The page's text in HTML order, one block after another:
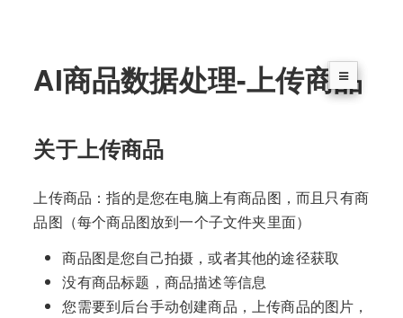
AI商品数据处理-上传商品
关于上传商品
上传商品：指的是您在电脑上有商品图，而且只有商
品图（每个商品图放到一个子文件夹里面）
商品图是您自己拍摄，或者其他的途径获取
没有商品标题，商品描述等信息
您需要到后台手动创建商品，上传商品的图片，